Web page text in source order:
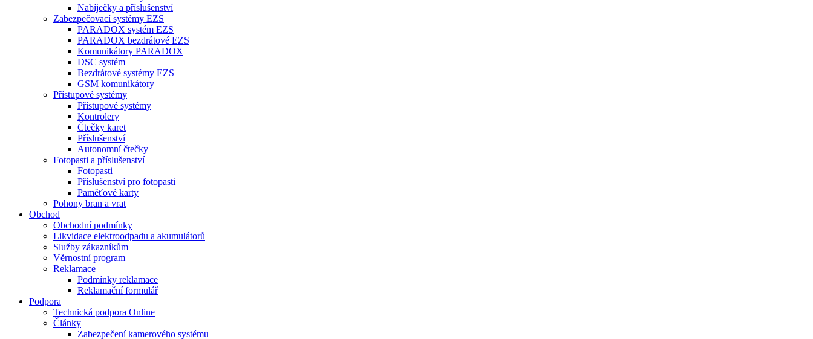
Nabíječky a příslušenství
Zabezpečovací systémy EZS
PARADOX systém EZS
PARADOX bezdrátové EZS
Komunikátory PARADOX
DSC systém
Bezdrátové systémy EZS
GSM komunikátory
Přístupové systémy
Přístupové systémy
Kontrolery
Čtečky karet
Příslušenství
Autonomní čtečky
Fotopasti a příslušenství
Fotopasti
Příslušenství pro fotopasti
Paměťové karty
Pohony bran a vrat
Obchod
Obchodní podmínky
Likvidace elektroodpadu a akumulátorů
Služby zákazníkům
Věrnostní program
Reklamace
Podmínky reklamace
Reklamační formulář
Podpora
Technická podpora Online
Články
Zabezpečení kamerového systému